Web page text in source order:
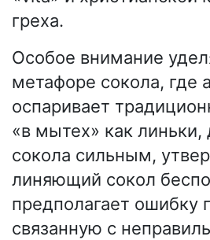
греха.
Особое внимание
метафоре сокола, где
оспаривает
«в мытех» как
сокола сильным,
линяющий сокол
предполагает ошибку
связанную с